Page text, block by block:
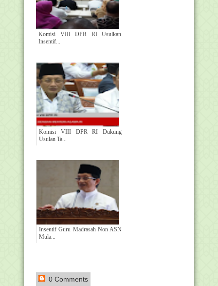
Komisi VIII DPR RI Usulkan
Insentif...
Komisi VIII DPR RI Dukung
Usulan Ta...
Insentif Guru Madrasah Non ASN
Mula...
0 Comments